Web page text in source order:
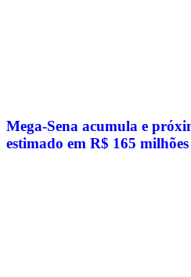
Mega-Sena acumula e
estimado em R$ 165 milhões